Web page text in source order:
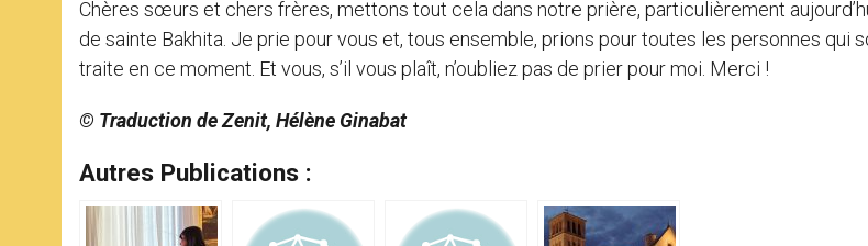
Chères sœurs et chers frères, mettons tout cela dans notre prière, particulièrement
de sainte Bakhita. Je prie pour vous et, tous ensemble, prions pour toutes les personnes qui
traite en ce moment. Et vous, s’il vous plaît, n’oubliez pas de prier pour moi. Merci !
© Traduction de Zenit, Hélène Ginabat
Autres Publications :